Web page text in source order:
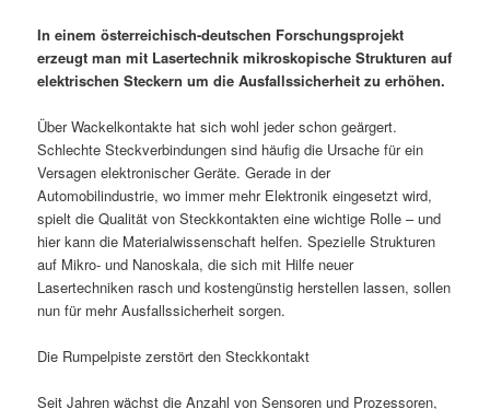
In einem österreichisch-deutschen Forschungsprojekt
erzeugt man mit Lasertechnik mikroskopische Strukturen auf
elektrischen Steckern um die Ausfallssicherheit zu erhöhen.
Über Wackelkontakte hat sich wohl jeder schon geärgert.
Schlechte Steckverbindungen sind häufig die Ursache für ein
Versagen elektronischer Geräte. Gerade in der
Automobilindustrie, wo immer mehr Elektronik eingesetzt wird,
spielt die Qualität von Steckkontakten eine wichtige Rolle – und
hier kann die Materialwissenschaft helfen. Spezielle Strukturen
auf Mikro- und Nanoskala, die sich mit Hilfe neuer
Lasertechniken rasch und kostengünstig herstellen lassen, sollen
nun für mehr Ausfallssicherheit sorgen.
Die Rumpelpiste zerstört den Steckkontakt
Seit Jahren wächst die Anzahl von Sensoren und Prozessoren,